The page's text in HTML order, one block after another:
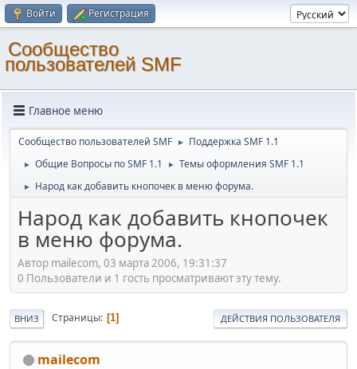
Войти Регистрация
Cообщество
пользователей SMF
Главное меню
Cообщество пользователей SMF ► Поддержка SMF 1.1
► Общие Вопросы по SMF 1.1 ► Темы оформления SMF 1.1
► Народ как добавить кнопочек в меню форума.
Народ как добавить кнопочек
в меню форума.
Автор mailecom, 03 марта 2006, 19:31:37
0 Пользователи и 1 гость просматривают эту тему.
ВНИЗ Страницы 1 ДЕЙСТВИЯ ПОЛЬЗОВАТЕЛЯ
mailecom